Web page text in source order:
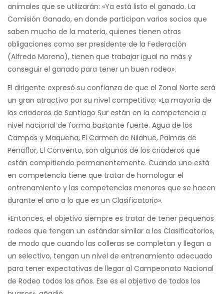
animales que se utilizarán: «Ya está listo el ganado. La
Comisión Ganado, en donde participan varios socios que
saben mucho de la materia, quienes tienen otras
obligaciones como ser presidente de la Federación
(Alfredo Moreno), tienen que trabajar igual no más y
conseguir el ganado para tener un buen rodeo».
El dirigente expresó su confianza de que el Zonal Norte será
un gran atractivo por su nivel competitivo: «La mayoría de
los criaderos de Santiago Sur están en la competencia a
nivel nacional de forma bastante fuerte. Agua de los
Campos y Maquena, El Carmen de Nilahue, Palmas de
Peñaflor, El Convento, son algunos de los criaderos que
están compitiendo permanentemente. Cuando uno está
en competencia tiene que tratar de homologar el
entrenamiento y las competencias menores que se hacen
durante el año a lo que es un Clasificatorio».
«Entonces, el objetivo siempre es tratar de tener pequeños
rodeos que tengan un estándar similar a los Clasificatorios,
de modo que cuando las colleras se completan y llegan a
un selectivo, tengan un nivel de entrenamiento adecuado
para tener expectativas de llegar al Campeonato Nacional
de Rodeo todos los años. Ese es el objetivo de todos los